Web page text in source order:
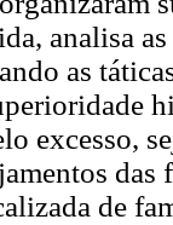
analisa
as
excesso,
de